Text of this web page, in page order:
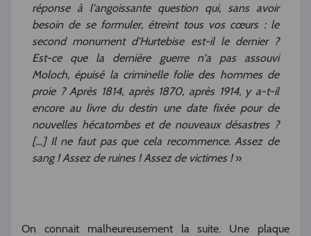
réponse à l'angoissante question qui, sans avoir
besoin de se formuler, étreint tous vos cœurs : le
second monument d'Hurtebise est-il le dernier ?
Est-ce que la dernière guerre n'a pas assouvi
Moloch, épuisé la criminelle folie des hommes de
proie ? Après 1814, après 1870, après 1914, y a-t-il
encore au livre du destin une date fixée pour de
nouvelles hécatombes et de nouveaux désastres ?
[…] Il ne faut pas que cela recommence. Assez de
sang ! Assez de ruines ! Assez de victimes !»
On connait malheureusement la suite. Une plaque